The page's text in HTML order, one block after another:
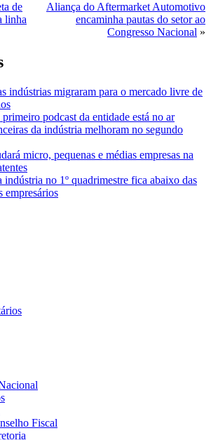
de
linha
Aliança do Aftermarket Automotivo
encaminha pautas do setor ao
Congresso Nacional »
indústrias migraram para o mercado livre de
podcast da entidade está no ar
da indústria melhoram no segundo
micro, pequenas e médias empresas na
indústria no 1º quadrimestre fica abaixo das
empresários
Fiscal